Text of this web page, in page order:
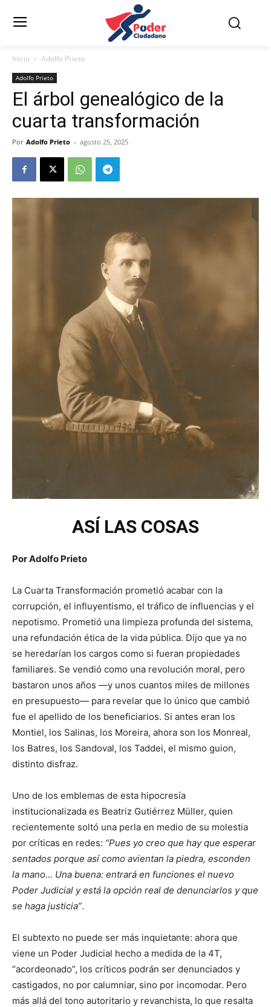
Inicio Adolfo Prieto
Adolfo Prieto
El árbol genealógico de la
cuarta transformación
Por Adolfo Prieto - agosto 25, 2025
ASÍ LAS COSAS
Por Adolfo Prieto
La Cuarta Transformación prometió acabar con la
corrupción, el influyentismo, el tráfico de influencias y el
nepotismo. Prometió una limpieza profunda del sistema,
una refundación ética de la vida pública. Dijo que ya no
se heredarían los cargos como si fueran propiedades
familiares. Se vendió como una revolución moral, pero
bastaron unos años —y unos cuantos miles de millones
en presupuesto— para revelar que lo único que cambió
fue el apellido de los beneficiarios. Si antes eran los
Montiel, los Salinas, los Moreira, ahora son los Monreal,
los Batres, los Sandoval, los Taddei, el mismo guion,
distinto disfraz.
Uno de los emblemas de esta hipocresía
institucionalizada es Beatriz Gutiérrez Müller, quien
recientemente soltó una perla en medio de su molestia
por críticas en redes: “Pues yo creo que hay que esperar
sentados porque así como avientan la piedra, esconden
la mano… Una buena: entrará en funciones el nuevo
Poder Judicial y está la opción real de denunciarlos y que
se haga justicia”.
El subtexto no puede ser más inquietante: ahora que
viene un Poder Judicial hecho a medida de la 4T,
“acordeonado”, los críticos podrán ser denunciados y
castigados, no por calumniar, sino por incomodar. Pero
más allá del tono autoritario y revanchista, lo que resalta